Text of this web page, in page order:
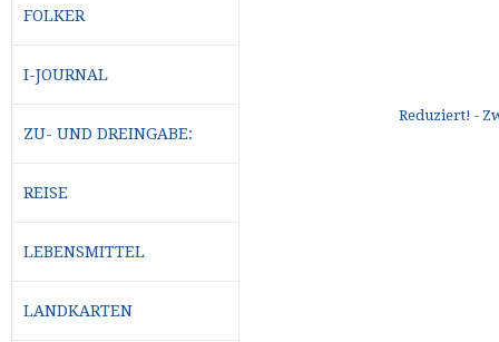
FOLKER
I-JOURNAL
ZU- UND DREINGABE:
REISE
LEBENSMITTEL
LANDKARTEN